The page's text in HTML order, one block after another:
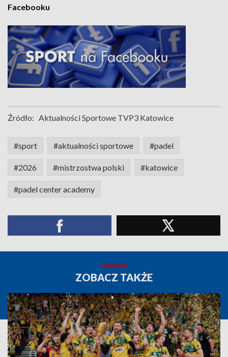
Facebooku
Źródło: Aktualności Sportowe TVP3 Katowice
#sport #aktualności sportowe #padel
#2026 #mistrzostwa polski #katowice
#padel center academy
ZOBACZ TAKŻE